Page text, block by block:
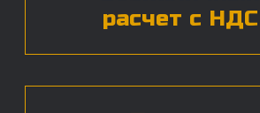
ЧАСТЫЕ ВОПРОСЫ